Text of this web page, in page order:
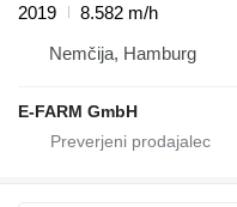
2019
8.582 m/h
Nemčija, Hamburg
E-FARM GmbH